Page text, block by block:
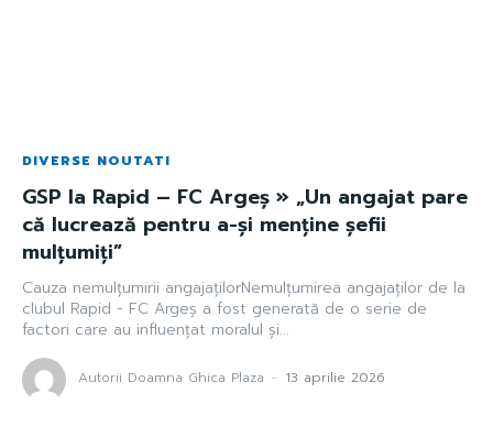
DIVERSE NOUTATI
GSP la Rapid – FC Argeș » „Un angajat pare
că lucrează pentru a-și menține șefii
mulțumiți”
Cauza nemulțumirii angajațilorNemulțumirea angajaților de la
clubul Rapid - FC Argeș a fost generată de o serie de
factori care au influențat moralul și...
Autorii Doamna Ghica Plaza - 13 aprilie 2026